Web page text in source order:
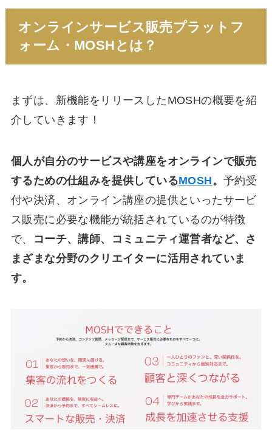
オンラインサービス販売プラットフ
ォーム・MOSHとは？
まずは、新機能をリリースしたMOSHの概要を紹
介していきます！
個人が自分のサービスや講座をオンラインで販売
するための仕組みを提供しているMOSH 。 予約受
付や決済、オンライン講座の提供といったサービ
ス販売に必要な機能が統括されているのが特徴
で、
コーチ、講師、コミュニティ運営者など、さ
まざまな分野のクリエイターに活用されていま
す。